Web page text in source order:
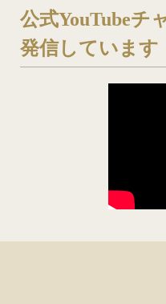
公式YouTubeチ
発信しています